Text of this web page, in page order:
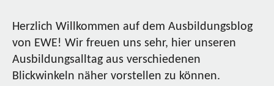
Herzlich Willkommen auf dem Ausbildungsblog
von EWE! Wir freuen uns sehr, hier unseren
Ausbildungsalltag aus verschiedenen
Blickwinkeln näher vorstellen zu können.